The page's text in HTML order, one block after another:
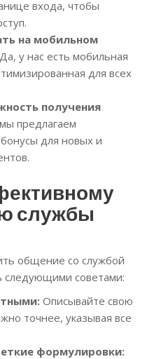
входа, чтобы
на мобильном
у нас есть мобильная
для всех
получения
предлагаем
для новых и
службы
общение со службой
следующими советами:
Описывайте свою
точнее, указывая все
формулировки: